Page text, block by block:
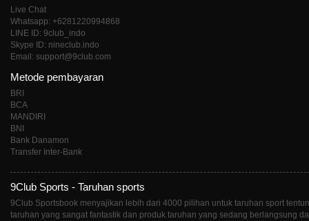
Live Chat
Whatsapp: +6281220994868
LINE ID: 9club_indo
Skype ID: nineclub.indo
Email: support@9club.com
Metode pembayaran
BRI
BCA
MANDIRI
BNI
Bank Danamon
Transfer Inter-Bank
9Club Sports - Taruhan sports
9Club Sportsbook menyajikan lebih dari 4000 pilihan untuk taruhan sport
taruhan yang sangat fantastik dan produk taruhan yang sedang berlangsung